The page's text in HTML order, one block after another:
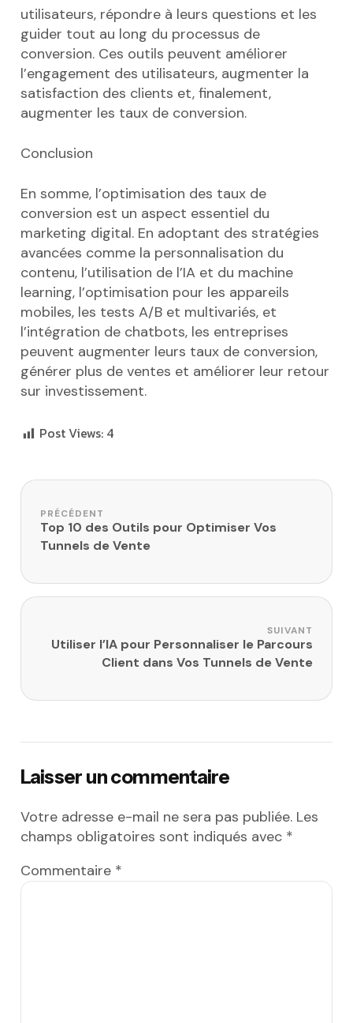
utilisateurs, répondre à leurs questions et les
guider tout au long du processus de
conversion. Ces outils peuvent améliorer
l’engagement des utilisateurs, augmenter la
satisfaction des clients et, finalement,
augmenter les taux de conversion.
Conclusion
En somme, l’optimisation des taux de
conversion est un aspect essentiel du
marketing digital. En adoptant des stratégies
avancées comme la personnalisation du
contenu, l’utilisation de l’IA et du machine
learning, l’optimisation pour les appareils
mobiles, les tests A/B et multivariés, et
l’intégration de chatbots, les entreprises
peuvent augmenter leurs taux de conversion,
générer plus de ventes et améliorer leur retour
sur investissement.
Post Views: 4
Navigation de l’article
PRÉCÉDENT
Top 10 des Outils pour Optimiser Vos
Tunnels de Vente
SUIVANT
Utiliser l’IA pour Personnaliser le Parcours
Client dans Vos Tunnels de Vente
Laisser un commentaire
Votre adresse e-mail ne sera pas publiée. Les
champs obligatoires sont indiqués avec *
Commentaire *